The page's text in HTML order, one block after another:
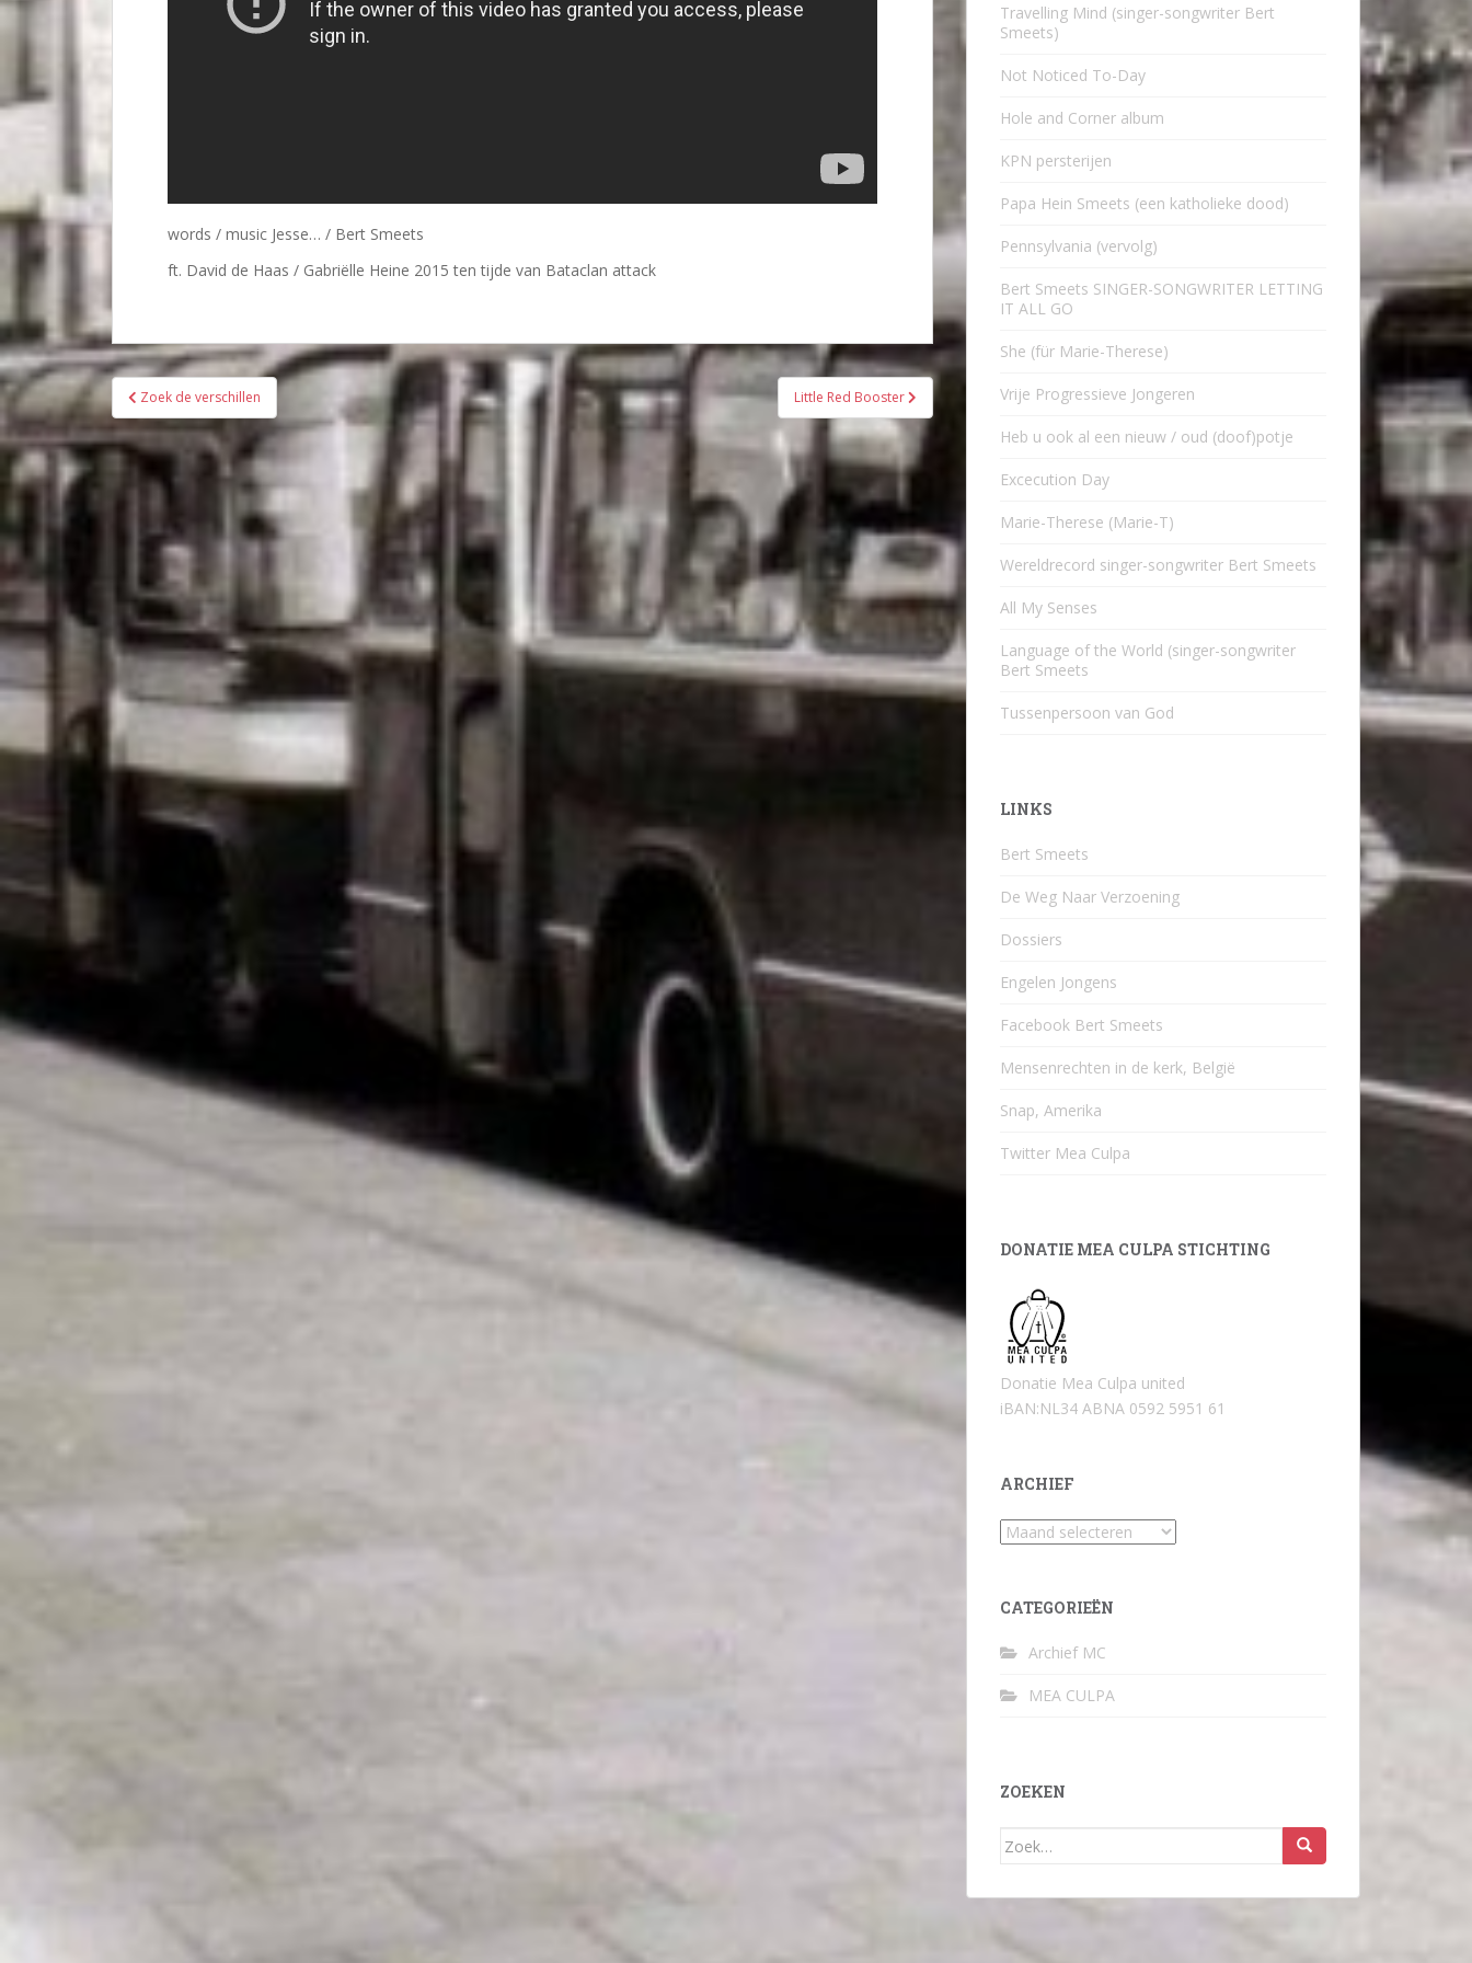
words / music Jesse… / Bert Smeets
ft. David de Haas / Gabriëlle Heine 2015 ten tijde van Bataclan attack
Bericht
navigatie
Zoek de verschillen Little Red Booster
Travelling Mind (singer-songwriter Bert
Smeets)
Not Noticed To-Day
Hole and Corner album
KPN persterijen
Papa Hein Smeets (een katholieke dood)
Pennsylvania (vervolg)
Bert Smeets SINGER-SONGWRITER LETTING
IT ALL GO
She (für Marie-Therese)
Vrije Progressieve Jongeren
Heb u ook al een nieuw / oud (doof)potje
Excecution Day
Marie-Therese (Marie-T)
Wereldrecord singer-songwriter Bert Smeets
All My Senses
Language of the World (singer-songwriter
Bert Smeets
Tussenpersoon van God
LINKS
Bert Smeets
De Weg Naar Verzoening
Dossiers
Engelen Jongens
Facebook Bert Smeets
Mensenrechten in de kerk, België
Snap, Amerika
Twitter Mea Culpa
DONATIE MEA CULPA STICHTING
Donatie Mea Culpa united
iBAN:NL34 ABNA 0592 5951 61
ARCHIEF
Archief
CATEGORIEËN
Archief MC
MEA CULPA
ZOEKEN
Zoek